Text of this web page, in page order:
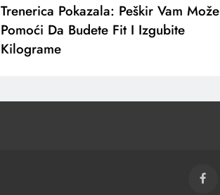
Trenerica Pokazala: Peškir Vam Može
Pomoći Da Budete Fit I Izgubite
Kilograme